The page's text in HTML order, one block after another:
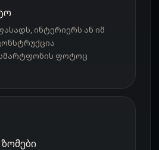
ინტერიერს ან იმ
ფოტოც